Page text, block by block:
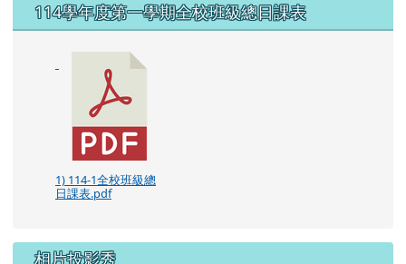
114學年度第一學期全校班級總日課表
1) 114-1全校班級總
日課表.pdf
相片投影秀